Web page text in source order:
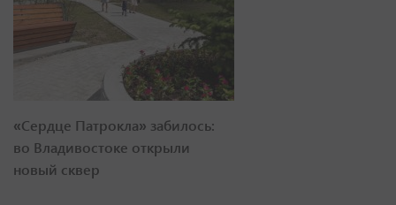
«Сердце Патрокла» забилось:
во Владивостоке открыли
новый сквер